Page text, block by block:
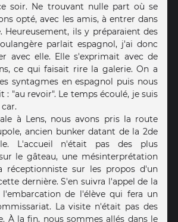
soir. Ne trouvant nulle part où se
opté, avec les amis, à entrer dans
Heureusement, ils y préparaient des
parlait espagnol, j'ai donc
avec elle. Elle s'exprimait avec de
ce qui faisait rire la galerie. On a
syntagmes en espagnol puis nous
: "au revoir". Le temps écoulé, je suis
à Lens, nous avons pris la route
ancien bunker datant de la 2de
L'accueil n'était pas des plus
le gâteau, une mésinterprétation
sur les propos d'un
dernière. S'en suivra l'appel de la
de l'élève qui fera un
La visite n'était pas des
À la fin, nous sommes allés dans le